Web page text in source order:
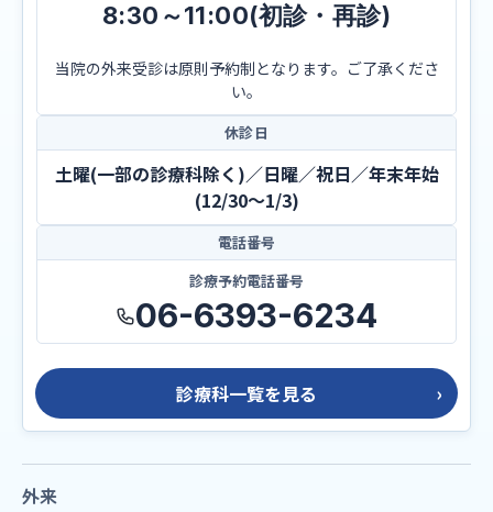
8:30～11:00(初診・再診)
当院の外来受診は原則予約制となります。ご了承くださ
い。
休診日
土曜(一部の診療科除く)／日曜／祝日／年末年始
(12/30～1/3)
電話番号
診療予約電話番号
06-6393-6234
診療科一覧を見る
外来